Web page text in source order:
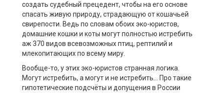
создать судебный прецедент, чтобы на его основе
спасать живую природу, страдающую от кошачьей
свирепости. Ведь по словам обоих эко-юристов,
домашние кошки и коты могут полностью истребить
аж 370 видов всевозможных птиц, рептилий и
млекопитающих по всему миру.
Вообще-то, у этих эко-юристов странная логика.
Могут истребить, а могут и не истребить… Про такие
гипотетические подсчёты и допущения в России